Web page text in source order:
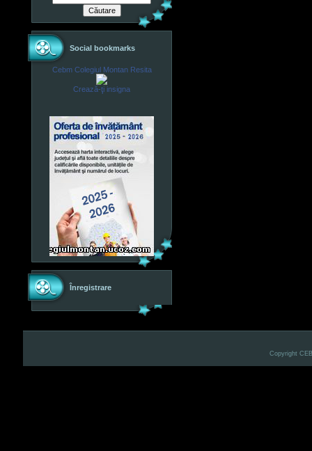
Social bookmarks
Cebm Colegiul Montan Resita
Crează-ţi insigna
Înregistrare
Copyright